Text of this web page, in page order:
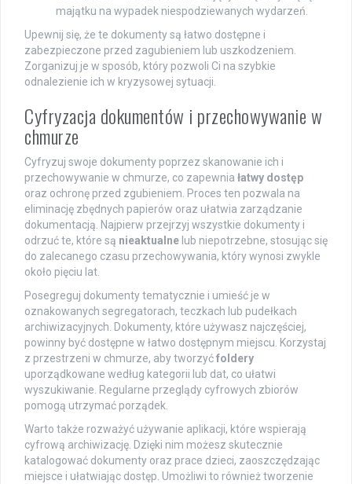
majątku na wypadek niespodziewanych wydarzeń.
Upewnij się, że te dokumenty są łatwo dostępne i
zabezpieczone przed zagubieniem lub uszkodzeniem.
Zorganizuj je w sposób, który pozwoli Ci na szybkie
odnalezienie ich w kryzysowej sytuacji.
Cyfryzacja dokumentów i przechowywanie w
chmurze
Cyfryzuj swoje dokumenty poprzez skanowanie ich i
przechowywanie w chmurze, co zapewnia łatwy dostęp
oraz ochronę przed zgubieniem. Proces ten pozwala na
eliminację zbędnych papierów oraz ułatwia zarządzanie
dokumentacją. Najpierw przejrzyj wszystkie dokumenty i
odrzuć te, które są nieaktualne lub niepotrzebne, stosując się
do zalecanego czasu przechowywania, który wynosi zwykle
około pięciu lat.
Posegreguj dokumenty tematycznie i umieść je w
oznakowanych segregatorach, teczkach lub pudełkach
archiwizacyjnych. Dokumenty, które używasz najczęściej,
powinny być dostępne w łatwo dostępnym miejscu. Korzystaj
z przestrzeni w chmurze, aby tworzyćfoldery
uporządkowane według kategorii lub dat, co ułatwi
wyszukiwanie. Regularne przeglądy cyfrowych zbiorów
pomogą utrzymać porządek.
Warto także rozważyć używanie aplikacji, które wspierają
cyfrową archiwizację. Dzięki nim możesz skutecznie
katalogować dokumenty oraz prace dzieci, zaoszczędzając
miejsce i ułatwiając dostęp. Umożliwi to również tworzenie